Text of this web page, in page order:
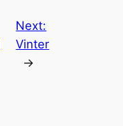
Next:
Vinter
→